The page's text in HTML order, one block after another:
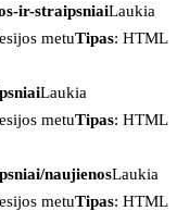
ir-straipsniaiLaukia
metuTipas: HTML
Laukia
metuTipas: HTML
naujienosLaukia
metuTipas: HTML